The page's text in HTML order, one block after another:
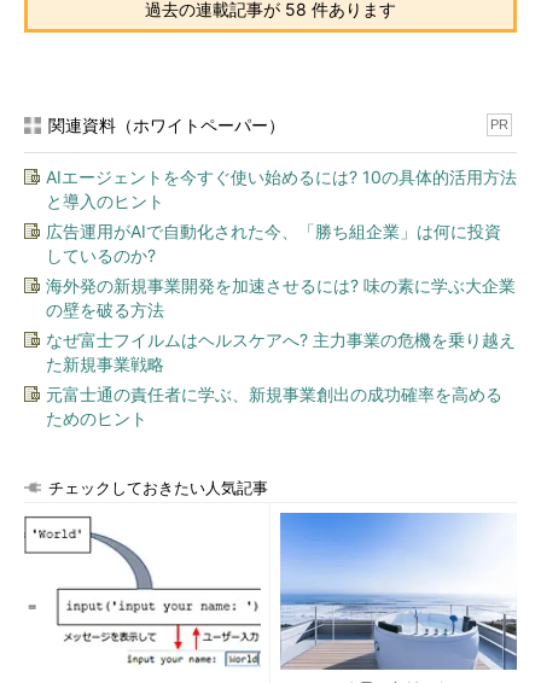
過去の連載記事が 58 件あります
関連資料（ホワイトペーパー） PR
AIエージェントを今すぐ使い始めるには? 10の具体的活用方法
と導入のヒント
広告運用がAIで自動化された今、「勝ち組企業」は何に投資
しているのか?
海外発の新規事業開発を加速させるには? 味の素に学ぶ大企業
の壁を破る方法
なぜ富士フイルムはヘルスケアへ? 主力事業の危機を乗り越え
た新規事業戦略
元富士通の責任者に学ぶ、新規事業創出の成功確率を高める
ためのヒント
チェックしておきたい人気記事